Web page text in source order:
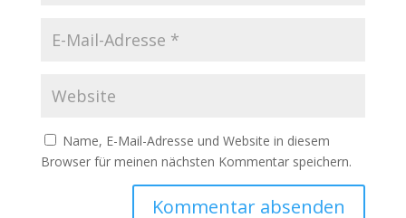
Name, E-Mail-Adresse und Website in diesem
Browser für meinen nächsten Kommentar speichern.